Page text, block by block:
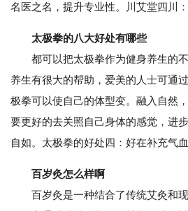
名医之名，提升专业性。川艾堂四川：
太极拳的八大好处有哪些
都可以把太极拳作为健身养生的不
养生有很大的帮助，爱美的人士可通
极拳可以使自己的体型变。融入自然
要更好的去关照自己身体的感觉，进
自如。太极拳的好处四：好在补充气
百岁灸怎么样啊
百岁灸是一种结合了传统艾灸和现